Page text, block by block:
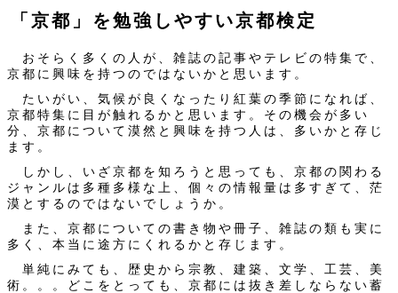
「京都」を勉強しやすい京都検定
おそらく多くの人が、雑誌の記事やテレビの特集で、
京都に興味を持つのではないかと思います。
たいがい、気候が良くなったり紅葉の季節になれば、
京都特集に目が触れるかと思います。その機会が多い
分、京都について漠然と興味を持つ人は、多いかと存じ
ます。
しかし、いざ京都を知ろうと思っても、京都の関わる
ジャンルは多種多様な上、個々の情報量は多すぎて、茫
漠とするのではないでしょうか。
また、京都についての書き物や冊子、雑誌の類も実に
多く、本当に途方にくれるかと存じます。
単純にみても、歴史から宗教、建築、文学、工芸、美
術。。。どこをとっても、京都には抜き差しならない蓄